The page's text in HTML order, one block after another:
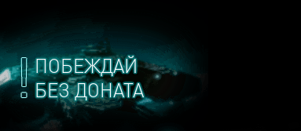
ПОБЕЖДАЙ
БЕЗ ДОНАТА